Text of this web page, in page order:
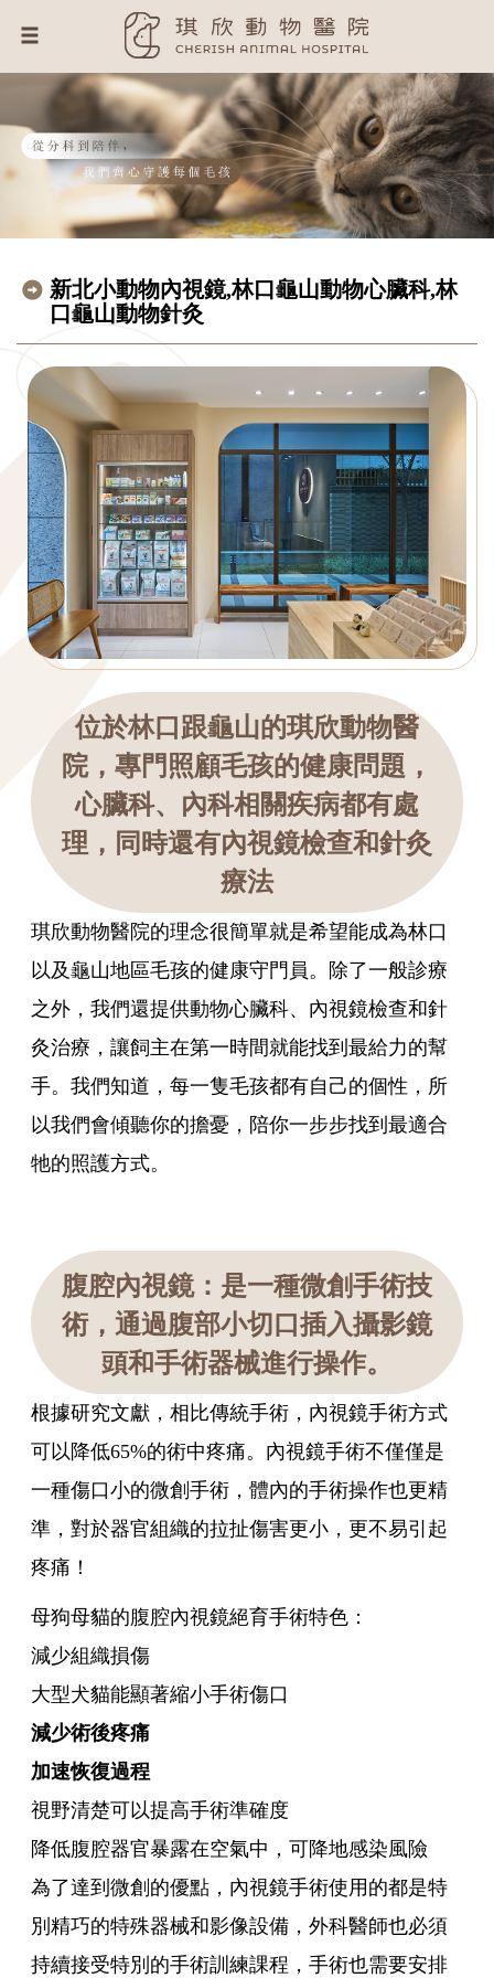
新北小動物內視鏡,林口龜山動物心臟科,林
口龜山動物針灸
位於林口跟龜山的琪欣動物醫
院，專門照顧毛孩的健康問題，
心臟科、內科相關疾病都有處
理，同時還有內視鏡檢查和針灸
療法
琪欣動物醫院的理念很簡單就是希望能成為林口
以及龜山地區毛孩的健康守門員。除了一般診療
之外，我們還提供動物心臟科、內視鏡檢查和針
灸治療，讓飼主在第一時間就能找到最給力的幫
手。我們知道，每一隻毛孩都有自己的個性，所
以我們會傾聽你的擔憂，陪你一步步找到最適合
牠的照護方式。
腹腔內視鏡：是一種微創手術技
術，通過腹部小切口插入攝影鏡
頭和手術器械進行操作。
根據研究文獻，相比傳統手術，內視鏡手術方式
可以降低65%的術中疼痛。內視鏡手術不僅僅是
一種傷口小的微創手術，體內的手術操作也更精
準，對於器官組織的拉扯傷害更小，更不易引起
疼痛！
母狗母貓的腹腔內視鏡絕育手術特色：
減少組織損傷
大型犬貓能顯著縮小手術傷口
減少術後疼痛
加速恢復過程
視野清楚可以提高手術準確度
降低腹腔器官暴露在空氣中，可降地感染風險
為了達到微創的優點，內視鏡手術使用的都是特
別精巧的特殊器械和影像設備，外科醫師也必須
持續接受特別的手術訓練課程，手術也需要安排